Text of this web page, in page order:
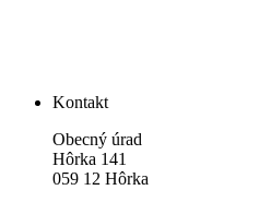
Kontakt
Obecný úrad
Hôrka 141
059 12 Hôrka